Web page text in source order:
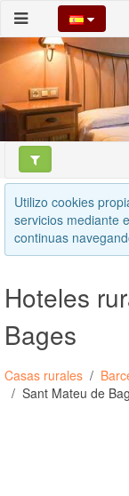
Utilizo cookies
servicios mediante
continuas
Hoteles
Bages
Casas rurales
Sant Mateu de